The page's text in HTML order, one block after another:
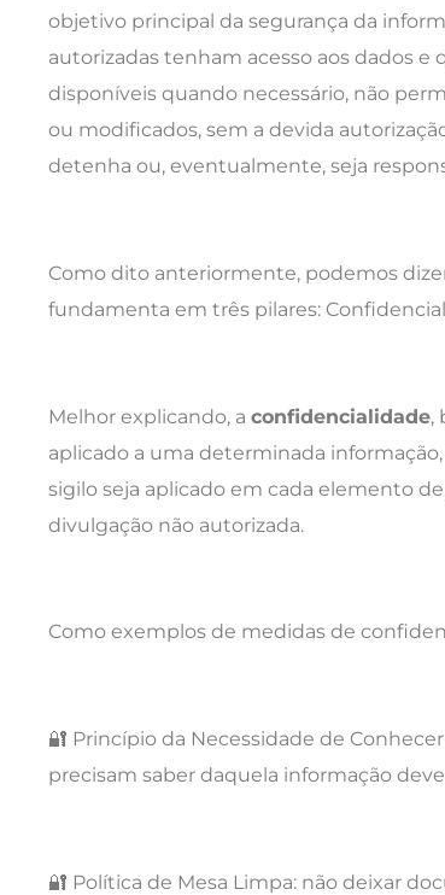
objetivo principal da segurança da
autorizadas tenham acesso aos dados
disponíveis quando necessário, não
ou modificados, sem a devida
detenha ou, eventualmente, seja
Como dito anteriormente, podemos
fundamenta em três pilares:
Melhor explicando, a confidencialidade,
aplicado a uma determinada
sigilo seja aplicado em cada elemento
divulgação não autorizada.
Como exemplos de medidas de
🔐 Princípio da Necessidade de
precisam saber daquela informação
🔐 Política de Mesa Limpa: não deixar